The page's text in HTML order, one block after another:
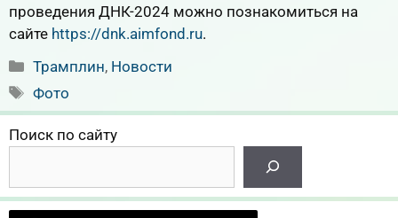
проведения ДНК-2024 можно познакомиться на
сайте https://dnk.aimfond.ru.
Рубрики
Трамплин, Новости
Метки
Фото
Поиск по сайту